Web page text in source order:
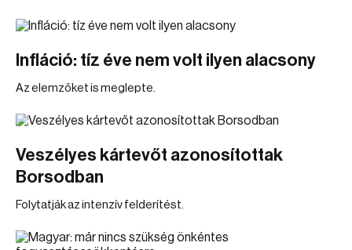
Infláció: tíz éve nem volt ilyen alacsony
Az elemzőket is meglepte.
Veszélyes kártevőt azonosítottak
Borsodban
Folytatják az intenzív felderítést.